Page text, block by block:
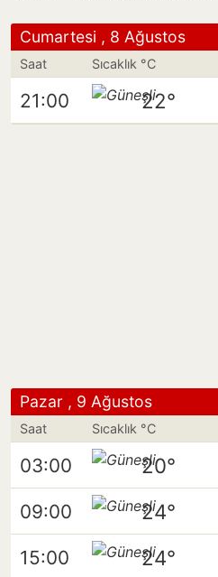
Cumartesi , 8 Ağustos
Saat Sıcaklık °C
21:00 22°
Pazar , 9 Ağustos
Saat Sıcaklık °C
03:00 20°
09:00 24°
15:00 24°